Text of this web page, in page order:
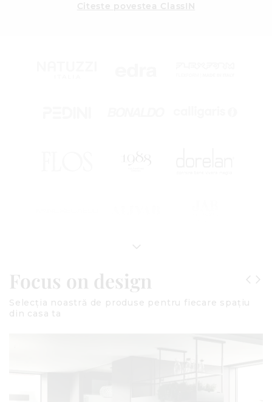
Citeste povestea ClassIN
Focus on design
Selecția noastră de produse pentru fiecare spațiu
din casa ta